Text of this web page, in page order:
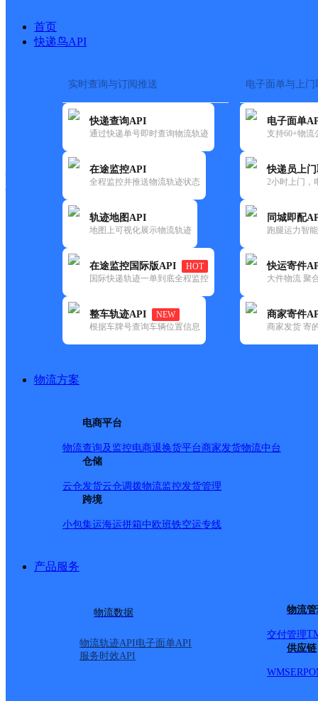
首页
快递鸟API
实时查询与订阅推送
快递查询API
通过快递单号即时查询物流轨迹
在途监控API
全程监控并推送物流轨迹状态
轨迹地图API
地图上可视化展示物流轨迹
在途监控国际版API
HOT
国际快递轨迹一单到底全程监控
整车轨迹API
NEW
根据车牌号查询车辆位置信息
电子面单与上门
电子面单
支持60+物流
快递员上
2小时上门，
同城即配
跑腿运力智
快运寄件
大件物流 聚
商家寄件
商家发货 寄
物流方案
电商平台
物流查询及监控电商退换货平台商家发货物流中台
仓储
云仓发货云仓调拨物流监控发货管理
跨境
小包集运海运拼箱中欧班铁空运专线
产品服务
物流数据
物流轨迹API电子面单API
服务时效API
物流
交付管理
供应链
WMSERP
快运大全 快递时效
中通
合肥高新二部
更新时间：2022-07-14 00:00:00
所属快递：中通快递
所属区域：安徽省-合肥市-蜀山区
网点地址：高新区科学大道96号
网点负责人：